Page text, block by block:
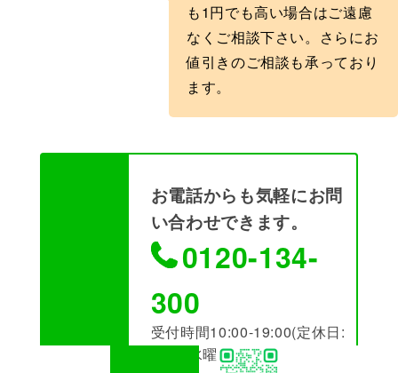
も1円でも高い場合はご遠慮
なくご相談下さい。さらにお
値引きのご相談も承っており
ます。
お電話からも気軽にお問
い合わせできます。
0120-134-
300
受付時間10:00-19:00(定休日:
火曜･水曜)